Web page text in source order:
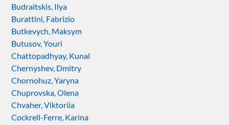
Budraitskis, Ilya
Burattini, Fabrizio
Butkevych, Maksym
Butusov, Youri
Chattopadhyay, Kunal
Chernyshev, Dmitry
Chornohuz, Yaryna
Chuprovska, Olena
Chvaher, Viktoriia
Cockrell-Ferre, Karina